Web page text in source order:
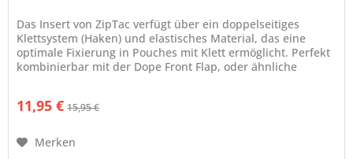
Das Insert von ZipTac verfügt über ein doppelseitiges
Klettsystem (Haken) und elastisches Material, das eine
optimale Fixierung in Pouches mit Klett ermöglicht. Perfekt
kombinierbar mit der Dope Front Flap, oder ähnliche
11,95 € 15,95 €
Merken